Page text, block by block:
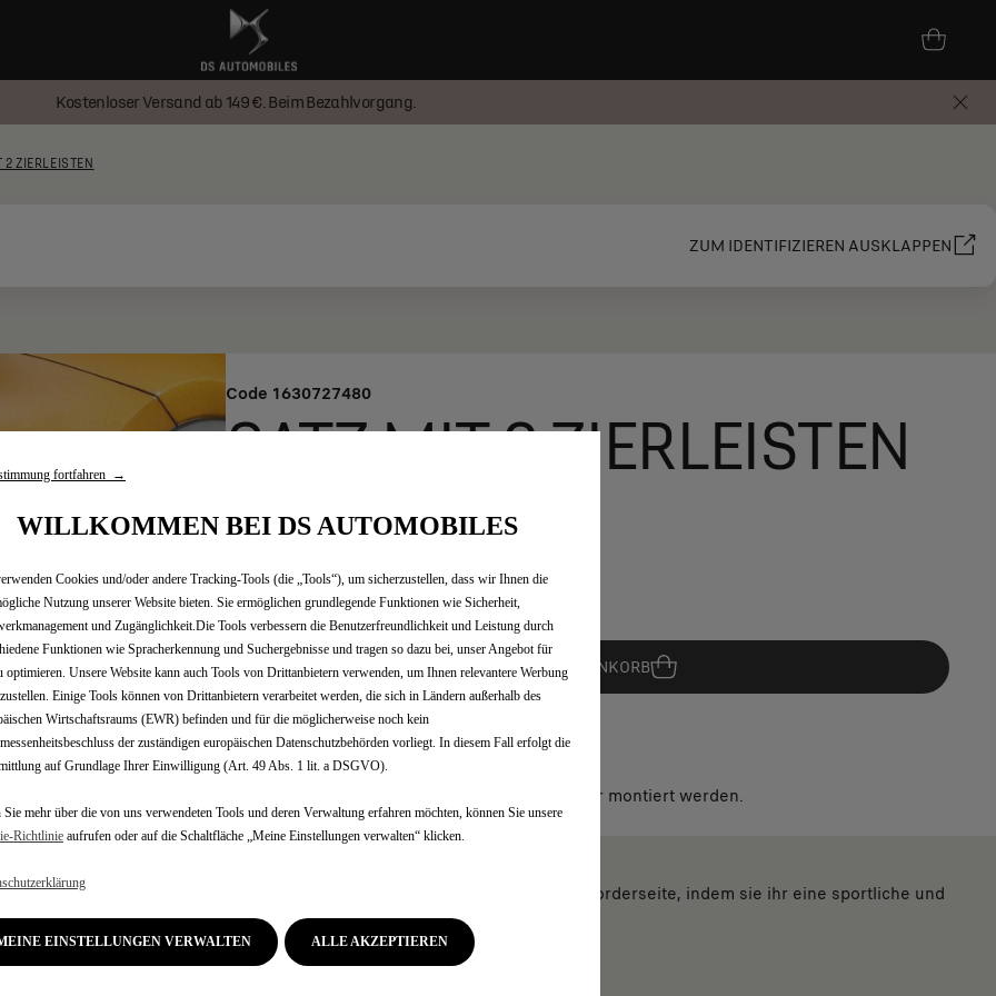
Kostenloser Versand ab 149 €. Beim Bezahlvorgang.
2 ZIERLEISTEN
ZUM IDENTIFIZIEREN AUSKLAPPEN
Code 1630727480
SATZ MIT 2 ZIERLEISTEN
118,60 €
r
i
c
e
s
1
1
,
6
- +
Q
u
a
n
i
y
u
a
t
e
Nur noch wenige auf Lager!
IN DEN WARENKORB
Lieferungdatum:16/08
Jetzt kaufen, später zahlen
Das Produkt muss von einem Servicepartner montiert werden.
verschönern die Verkleidungen der Nebelscheinwerfer die Fahrzeugvorderseite, indem sie ihr eine sportliche und
bei begrenztem Budget.
und seine Eleganz.
fortfahren →
WILLKOMMEN BEI DS AUTOMOBILES
Cookies und/oder andere Tracking-Tools (die „Tools“), um sicherzustellen, dass wir Ihnen die
Nutzung unserer Website bieten. Sie ermöglichen grundlegende Funktionen wie Sicherheit,
und Zugänglichkeit.Die Tools verbessern die Benutzerfreundlichkeit und Leistung durch
Funktionen wie Spracherkennung und Suchergebnisse und tragen so dazu bei, unser Angebot für
optimieren. Unsere Website kann auch Tools von Drittanbietern verwenden, um Ihnen relevantere Werbung
Einige Tools können von Drittanbietern verarbeitet werden, die sich in Ländern außerhalb des
Wirtschaftsraums (EWR) befinden und für die möglicherweise noch kein
der zuständigen europäischen Datenschutzbehörden vorliegt. In diesem Fall erfolgt die
auf Grundlage Ihrer Einwilligung (Art. 49 Abs. 1 lit. a DSGVO).
Sie mehr über die von uns verwendeten Tools und deren Verwaltung erfahren möchten, können Sie unsere
aufrufen oder auf die Schaltfläche „Meine Einstellungen verwalten“ klicken.
MEINE EINSTELLUNGEN VERWALTEN ALLE AKZEPTIEREN